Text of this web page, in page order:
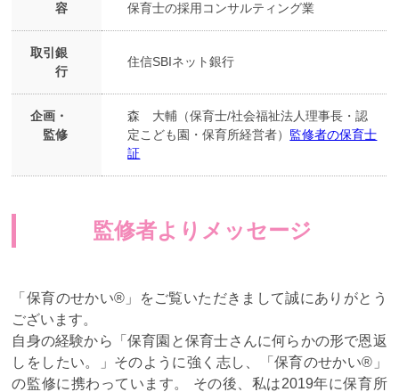
容
保育士の採用コンサルティング業
取引銀
行
住信SBIネット銀行
企画・
監修
森 大輔（保育士/社会福祉法人理事長・認
定こども園・保育所経営者） 監修者の保育士
証
監修者よりメッセージ
「保育のせかい®」をご覧いただきまして誠にありがとう
ございます。
自身の経験から「保育園と保育士さんに何らかの形で恩返
しをしたい。」そのように強く志し、「保育のせかい®」
の監修に携わっています。 その後、私は2019年に保育所